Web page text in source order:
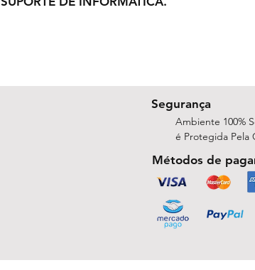
Segurança
Ambiente 100%
é Protegida Pela
Métodos de